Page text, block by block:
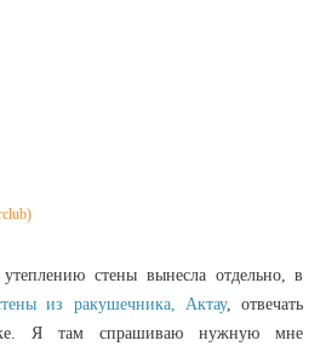
стены вынесла отдельно, в
из ракушечника, Актау, отвечать
Я там спрашиваю нужную мне